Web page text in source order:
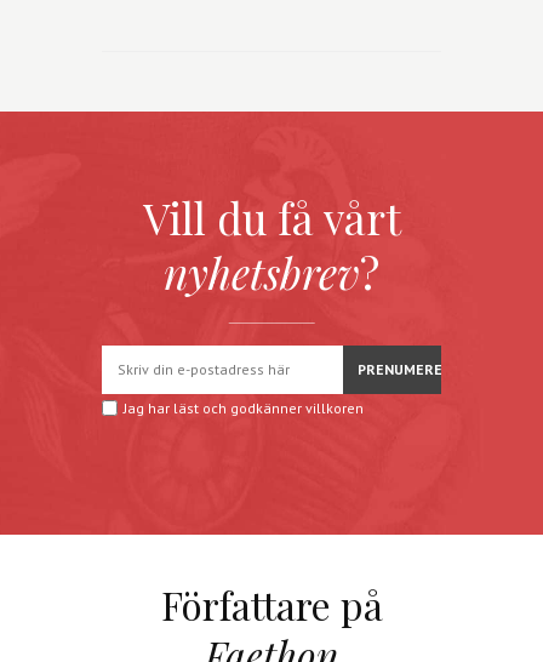
Vill du få vårt
nyhetsbrev?
Jag har läst och godkänner villkoren
Författare på